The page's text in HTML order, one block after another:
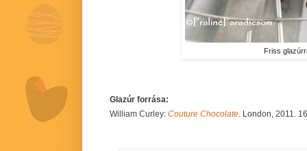
Friss
Glazúr forrása:
William Curley: Couture Chocolate . London, 2011.